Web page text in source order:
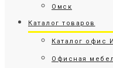
Омск
Каталог товаров
Каталог офис
Офисная